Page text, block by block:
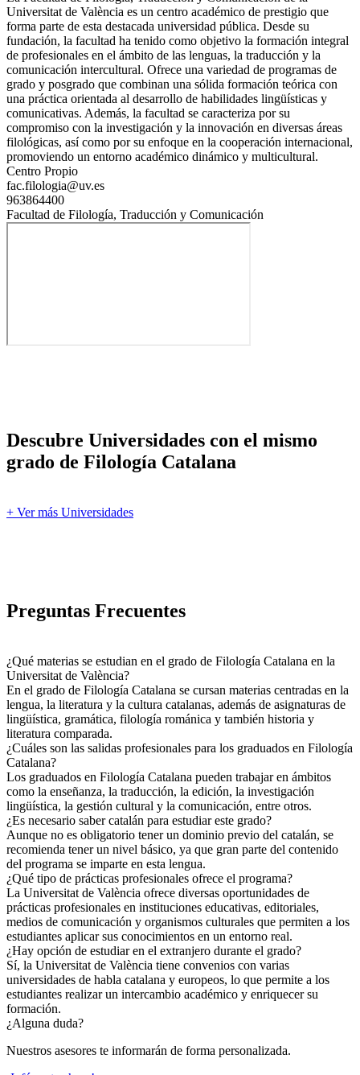
Universitat de València es un centro académico de prestigio que
forma parte de esta destacada universidad pública. Desde su
fundación, la facultad ha tenido como objetivo la formación integral
de profesionales en el ámbito de las lenguas, la traducción y la
comunicación intercultural. Ofrece una variedad de programas de
grado y posgrado que combinan una sólida formación teórica con
una práctica orientada al desarrollo de habilidades lingüísticas y
comunicativas. Además, la facultad se caracteriza por su
compromiso con la investigación y la innovación en diversas áreas
filológicas, así como por su enfoque en la cooperación internacional,
promoviendo un entorno académico dinámico y multicultural.
Centro Propio
fac.filologia@uv.es
963864400
Facultad de Filología, Traducción y Comunicación
Descubre Universidades con el mismo
grado de Filología Catalana
+ Ver más Universidades
Preguntas Frecuentes
¿Qué materias se estudian en el grado de Filología Catalana en la
Universitat de València?
En el grado de Filología Catalana se cursan materias centradas en la
lengua, la literatura y la cultura catalanas, además de asignaturas de
lingüística, gramática, filología románica y también historia y
literatura comparada.
¿Cuáles son las salidas profesionales para los graduados en Filología
Catalana?
Los graduados en Filología Catalana pueden trabajar en ámbitos
como la enseñanza, la traducción, la edición, la investigación
lingüística, la gestión cultural y la comunicación, entre otros.
¿Es necesario saber catalán para estudiar este grado?
Aunque no es obligatorio tener un dominio previo del catalán, se
recomienda tener un nivel básico, ya que gran parte del contenido
del programa se imparte en esta lengua.
¿Qué tipo de prácticas profesionales ofrece el programa?
La Universitat de València ofrece diversas oportunidades de
prácticas profesionales en instituciones educativas, editoriales,
medios de comunicación y organismos culturales que permiten a los
estudiantes aplicar sus conocimientos en un entorno real.
¿Hay opción de estudiar en el extranjero durante el grado?
Sí, la Universitat de València tiene convenios con varias
universidades de habla catalana y europeos, lo que permite a los
estudiantes realizar un intercambio académico y enriquecer su
formación.
¿Alguna duda?
Nuestros asesores te informarán de forma personalizada.